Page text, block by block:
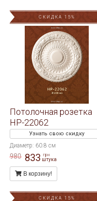
СКИДКА 15%
Потолочная розетка
HP-22062
Узнать свою скидку
Диаметр: 60.8 см
980 833 грн
штука
В корзину!
СКИДКА 15%